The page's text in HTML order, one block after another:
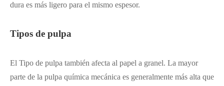
dura es más ligero para el mismo espesor.
Tipos de pulpa
El Tipo de pulpa también afecta al papel a granel. La mayor
parte de la pulpa química mecánica es generalmente más alta que